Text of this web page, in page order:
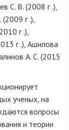
С. В. (2008 г.),
(2009 г.),
2010 г.),
г.), Ашилова
А. С. (2015
ученых, на
вопросы
и теории